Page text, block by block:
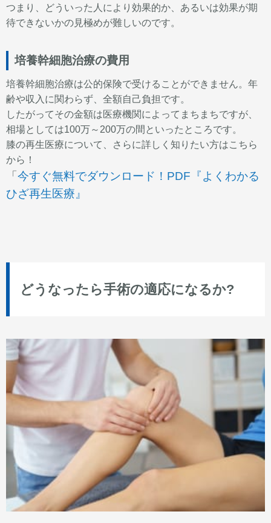
つまり、どういった人により効果的か、あるいは効果が期
待できないかの見極めが難しいのです。
培養幹細胞治療の費用
培養幹細胞治療は公的保険で受けることができません。年
齢や収入に関わらず、全額自己負担です。
したがってその金額は医療機関によってまちまちですが、
相場としては100万～200万の間といったところです。
膝の再生医療について、さらに詳しく知りたい方はこちら
から！
「今すぐ無料でダウンロード！PDF『よくわかる
ひざ再生医療』
どうなったら手術の適応になるか?